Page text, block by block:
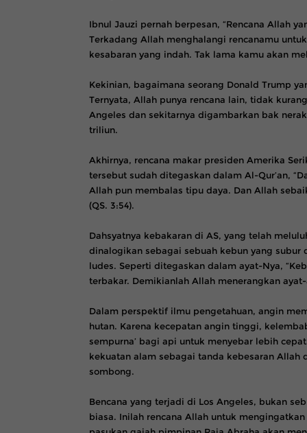
Ibnul Jauzi pernah berpesan, “Rencana Allah
Terkadang Allah menghalangi rencanamu
kesabaran yang indah. Tak lama kamu akan
Kekinian, bagaimana seorang Donald Trump
Ternyata, Allah punya rencana lain, tidak
Angeles dan sekitarnya digambarkan bak
triliun.
Akhirnya, rencana makar presiden Amerika
tersebut sudah ditegaskan dalam Al-Qur’an,
Allah pun membalas tipu daya. Dan Allah
(QS. 3:54).
Dahsyatnya kebakaran di AS, yang telah
dinalogikan sebagai sebuah kebun yang
ludes. Seperti ditegaskan dalam ayat-Nya,
terbakar. Demikianlah Allah menerangkan
Dalam perspektif ilmu pengetahuan, angin
hutan. Karena kecepatan angin tinggi,
sempurna’ bagi api untuk menyebar lebih
kekuatan alam sebagai tanda kebesaran
sombong.
Bencana yang terjadi di Los Angeles, bukan
biasa. Inilah rencana Allah untuk